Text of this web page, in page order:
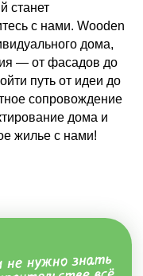
станет
с нами. Wooden
дома,
— от фасадов до
путь от идеи до
сопровождение
дома и
жилье с нами!
и